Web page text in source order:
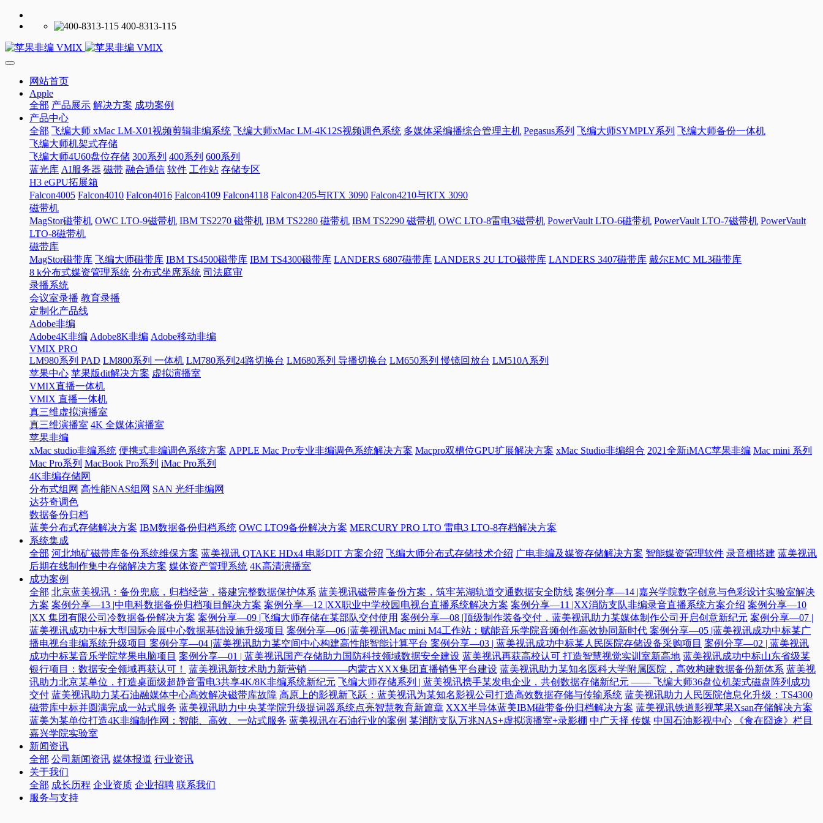
400-8313-115
网站首页
Apple
全部 产品展示 解决方案 成功案例
产品中心
全部 飞编大师 xMac LM-X01视频剪辑非编系统 飞编大师xMac LM-4K12S视频调色系统 多媒体采编播综合管理主机 Pegasus系列 飞编大师SYMPLY系列 飞编大师备份一体机
飞编大师机架式存储
飞编大师4U60盘位存储 300系列 400系列 600系列
蓝光库 AI服务器 磁带 融合通信 软件 工作站 存储专区
H3 eGPU拓展箱
Falcon4005 Falcon4010 Falcon4016 Falcon4109 Falcon4118 Falcon4205与RTX 3090 Falcon4210与RTX 3090
磁带机
MagStor磁带机 OWC LTO-9磁带机 IBM TS2270 磁带机 IBM TS2280 磁带机 IBM TS2290 磁带机 OWC LTO-8雷电3磁带机 PowerVault LTO-6磁带机 PowerVault LTO-7磁带机 PowerVault
LTO-8磁带机
磁带库
MagStor磁带库 飞编大师磁带库 IBM TS4500磁带库 IBM TS4300磁带库 LANDERS 6807磁带库 LANDERS 2U LTO磁带库 LANDERS 3407磁带库 戴尔EMC ML3磁带库
8 k分布式媒资管理系统 分布式坐席系统 司法庭审
录播系统
会议室录播 教育录播
定制化产品线
Adobe非编
Adobe4K非编 Adobe8K非编 Adobe移动非编
VMIX PRO
LM980系列 PAD LM800系列 一体机 LM780系列24路切换台 LM680系列 导播切换台 LM650系列 慢镜回放台 LM510A系列
苹果中心 苹果版dit解决方案 虚拟演播室
VMIX直播一体机
VMIX 直播一体机
真三维虚拟演播室
真三维演播室 4K 全媒体演播室
苹果非编
xMac studio非编系统 便携式非编调色系统方案 APPLE Mac Pro专业非编调色系统解决方案 Macpro双槽位GPU扩展解决方案 xMac Studio非编组合 2021全新iMAC苹果非编 Mac mini 系列
Mac Pro系列 MacBook Pro系列 iMac Pro系列
4K非编存储网
分布式组网 高性能NAS组网 SAN 光纤非编网
达芬奇调色
数据备份归档
蓝美分布式存储解决方案 IBM数据备份归档系统 OWC LTO9备份解决方案 MERCURY PRO LTO 雷电3 LTO-8存档解决方案
系统集成
全部 河北地矿磁带库备份系统维保方案 蓝美视讯 QTAKE HDx4 电影DIT 方案介绍 飞编大师分布式存储技术介绍 广电非编及媒资存储解决方案 智能媒资管理软件 录音棚搭建 蓝美视讯
后期在线制作集中存储解决方案 媒体资产管理系统 4K高清演播室
成功案例
全部 北京蓝美视讯：备份兜底，归档经营，搭建完整数据保护体系 蓝美视讯磁带库备份方案，筑牢芜湖轨道交通数据安全防线 案例分享—14 |嘉兴学院数字创意与色彩设计实验室解决
方案 案例分享—13 |中电科数据备份归档项目解决方案 案例分享—12 |XX职业中学校园电视台直播系统解决方案 案例分享—11 |XX消防支队非编录音直播系统方案介绍 案例分享—10
|XX 集团有限公司冷数据备份解决方案 案例分享—09 |飞编大师存储在某部队交付使用 案例分享—08 |顶级制作装备交付，蓝美视讯助力某媒体制作公司开启创意新纪元 案例分享—07 |
蓝美视讯成功中标大型国际会展中心数据基础设施升级项目 案例分享—06 |蓝美视讯Mac mini M4工作站：赋能音乐学院音频创作高效协同新时代​ 案例分享—05 |蓝美视讯成功中标某广
播电视台非编系统升级项目​ 案例分享—04 |蓝美视讯助力某空间中心构建高性能智能计算平台​ 案例分享—03 | 蓝美视讯成功中标某人民医院存储设备采购项目 案例分享—02 | 蓝美视讯
成功中标某音乐学院苹果电脑项目 案例分享—01 | 蓝美视讯国产存储助力国防科技领域数据安全建设 蓝美视讯再获高校认可 打造智慧视觉实训室新高地 蓝美视讯成功中标山东省级某
银行项目：数据安全领域再获认可！
蓝美视讯新技术助力新营销 ————内蒙古XXX集团直播销售平台建设 蓝美视讯助力某知名医科大学附属医院，高效构建数据备份新体系 蓝美视
讯助力北京某单位，打造桌面级超静音雷电3共享4K/8K非编系统新纪元 飞编大师存储系列 | 蓝美视讯携手某发电企业，共创数据存储新纪元 —— 飞编大师36盘位机架式磁盘阵列成功
交付 蓝美视讯助力某石油融媒体中心高效解决磁带库故障 高原上的影视新飞跃：蓝美视讯为某知名影视公司打造高效数据存储与传输系统 蓝美视讯助力人民医院信息化升级：TS4300
磁带库中标并圆满完成一站式服务 蓝美视讯助力中央某学院升级提词器系统点亮智慧教育新篇章 XXX半导体蓝美IBM磁带备份归档解决方案 蓝美视讯铁道影视苹果Xsan存储解决方案
蓝美为某单位打造4K非编制作网：智能、高效、一站式服务 蓝美视讯在石油行业的案例 某消防支队万兆NAS+虚拟演播室+录影棚 中广天择 传媒 中国石油影视中心
《食在囧途》栏目
嘉兴学院实验室
新闻资讯
全部 公司新闻资讯 媒体报道 行业资讯
关于我们
全部 成长历程 企业资质 企业招聘 联系我们
服务与支持